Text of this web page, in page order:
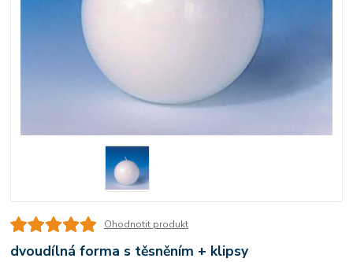
Ohodnotit produkt
dvoudílná forma s těsněním + klipsy